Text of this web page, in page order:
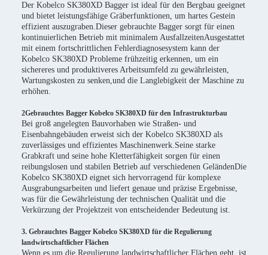
Der Kobelco SK380XD Bagger ist ideal für den Bergbau geeignet
und bietet leistungsfähige Gräberfunktionen, um hartes Gestein
effizient auszugraben.Dieser gebrauchte Bagger sorgt für einen
kontinuierlichen Betrieb mit minimalem AusfallzeitenAusgestattet
mit einem fortschrittlichen Fehlerdiagnosesystem kann der
Kobelco SK380XD Probleme frühzeitig erkennen, um ein
sichereres und produktiveres Arbeitsumfeld zu gewährleisten,
Wartungskosten zu senken,und die Langlebigkeit der Maschine zu
erhöhen.
2Gebrauchtes Bagger Kobelco SK380XD für den Infrastrukturbau
Bei groß angelegten Bauvorhaben wie Straßen- und
Eisenbahngebäuden erweist sich der Kobelco SK380XD als
zuverlässiges und effizientes Maschinenwerk.Seine starke
Grabkraft und seine hohe Kletterfähigkeit sorgen für einen
reibungslosen und stabilen Betrieb auf verschiedenen GeländenDie
Kobelco SK380XD eignet sich hervorragend für komplexe
Ausgrabungsarbeiten und liefert genaue und präzise Ergebnisse,
was für die Gewährleistung der technischen Qualität und die
Verkürzung der Projektzeit von entscheidender Bedeutung ist.
3. Gebrauchtes Bagger Kobelco SK380XD für die Regulierung
landwirtschaftlicher Flächen
Wenn es um die Regulierung landwirtschaftlicher Flächen geht, ist